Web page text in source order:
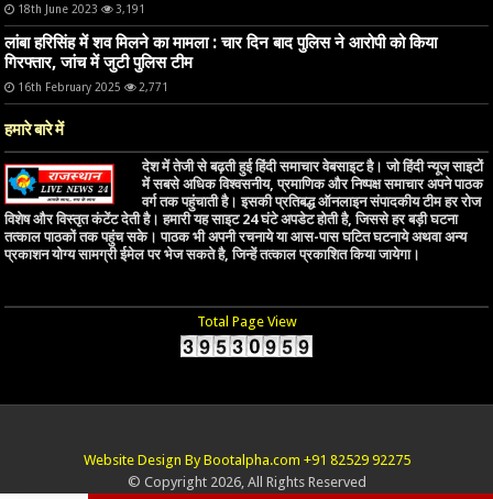
18th June 2023 3,191
लांबा हरिसिंह में शव मिलने का मामला : चार दिन बाद पुलिस ने आरोपी को किया
गिरफ्तार, जांच में जुटी पुलिस टीम
16th February 2025 2,771
हमारे बारे में
देश में तेजी से बढ़ती हुई हिंदी समाचार वेबसाइट है। जो हिंदी न्यूज साइटों
में सबसे अधिक विश्वसनीय, प्रमाणिक और निष्पक्ष समाचार अपने पाठक
वर्ग तक पहुंचाती है। इसकी प्रतिबद्ध ऑनलाइन संपादकीय टीम हर रोज
विशेष और विस्तृत कंटेंट देती है। हमारी यह साइट 24 घंटे अपडेट होती है, जिससे हर बड़ी घटना
तत्काल पाठकों तक पहुंच सके। पाठक भी अपनी रचनाये या आस-पास घटित घटनाये अथवा अन्य
प्रकाशन योग्य सामग्री ईमेल पर भेज सकते है, जिन्हें तत्काल प्रकाशित किया जायेगा।
Total Page View
Website Design By Bootalpha.com +91 82529 92275
© Copyright 2026, All Rights Reserved